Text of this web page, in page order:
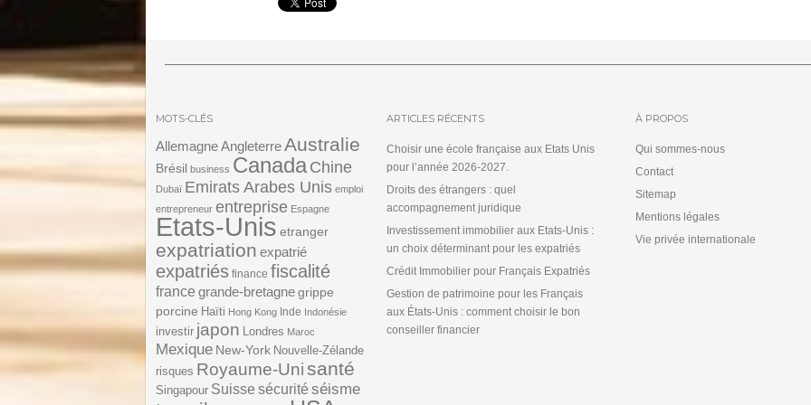
MOTS-CLÉS
AllemagneAngleterreAustralie
Brésil business CanadaChine
Dubaï Emirats Arabes Unis emploi
entrepreneur entreprise Espagne
Etats-Unis etranger
expatriation expatrié
expatriés finance fiscalité
france grande-bretagnegrippe
porcine Haïti Hong Kong Inde Indonésie
investir japon Londres Maroc
Mexique New-York Nouvelle-Zélande
risques Royaume-Unisanté
Singapour Suisse sécurité séisme
ARTICLES RÉCENTS
Choisir une école française aux Etats Unis
pour l’année 2026-2027.
Droits des étrangers : quel
accompagnement juridique
Investissement immobilier aux Etats-Unis :
un choix déterminant pour les expatriés
Crédit Immobilier pour Français Expatriés
Gestion de patrimoine pour les Français
aux États-Unis : comment choisir le bon
conseiller financier
À PROPOS
Qui sommes-nous
Contact
Sitemap
Mentions légales
Vie privée internationale